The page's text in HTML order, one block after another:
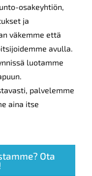
osakeyhtiön,
ja
väkemme että
avulla.
luotamme
palvelemme
aina itse
Ota